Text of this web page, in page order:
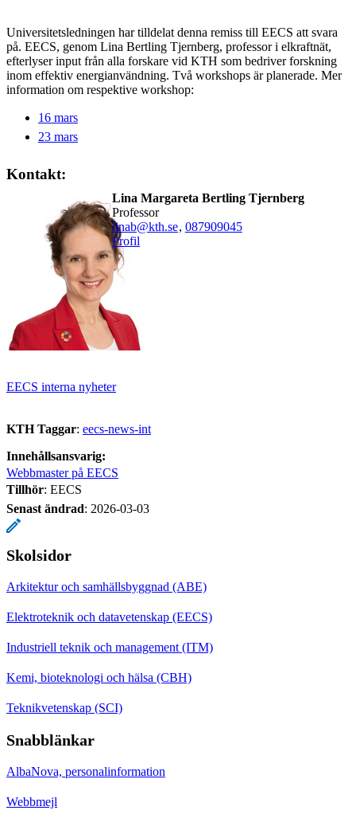
Universitetsledningen har tilldelat denna remiss till EECS att svara
på. EECS, genom Lina Bertling Tjernberg, professor i elkraftnät,
efterlyser input från alla forskare vid KTH som bedriver forskning
inom effektiv energianvändning. Två workshops är planerade. Mer
information om respektive workshop:
16 mars
23 mars
Kontakt:
Lina Margareta Bertling Tjernberg
professor
linab@kth.se, 087909045
Profil
EECS interna nyheter
KTH Taggar: eecs-news-int
Innehållsansvarig:
Webbmaster på EECS
Tillhör: EECS
Senast ändrad: 2026-03-03
Skolsidor
Arkitektur och samhällsbyggnad (ABE)
Elektroteknik och datavetenskap (EECS)
Industriell teknik och management (ITM)
Kemi, bioteknologi och hälsa (CBH)
Teknikvetenskap (SCI)
Snabblänkar
AlbaNova, personalinformation
Webbmejl